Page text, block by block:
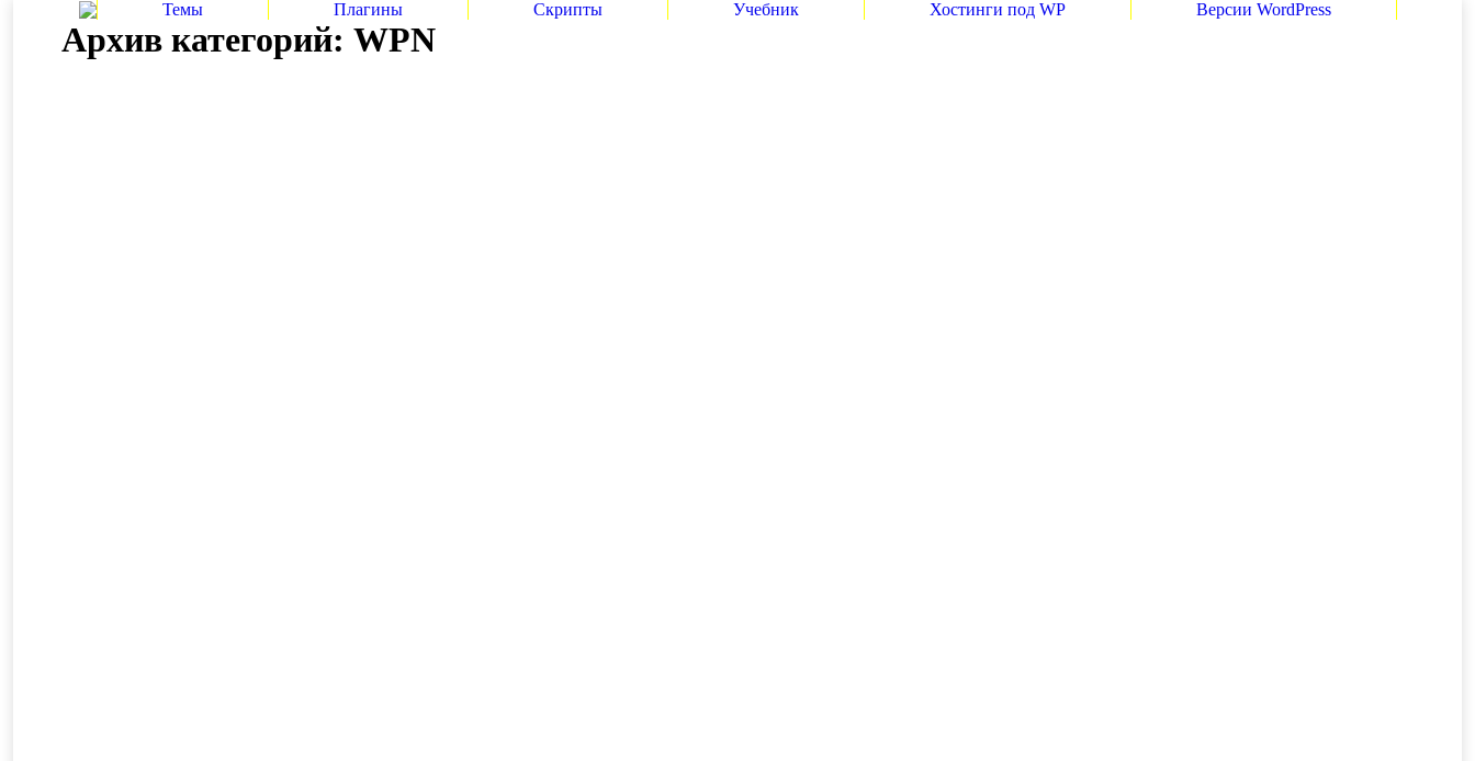
Темы Плагины Скрипты Учебник Хостинги под WP Версии WordPress
Архив категорий: WPN